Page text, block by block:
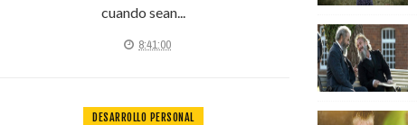
cuando sean...
8:41:00
DESARROLLO PERSONAL